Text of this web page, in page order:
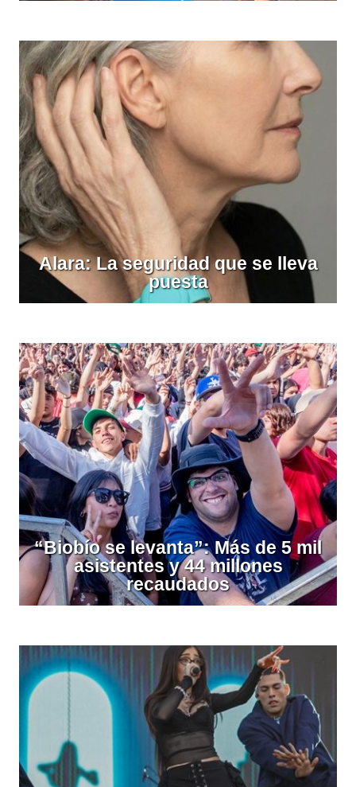
Alara: La seguridad que se lleva
puesta
“Biobío se levanta”: Más de 5 mil
asistentes y 44 millones
recaudados